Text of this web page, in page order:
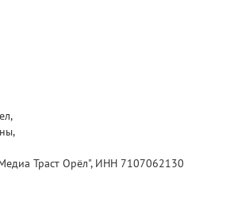
Траст Орёл", ИНН 7107062130